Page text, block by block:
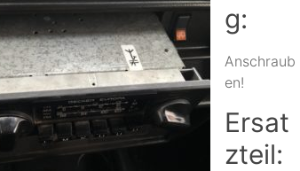
g:
Anschraub
en!
Ersat
zteil: